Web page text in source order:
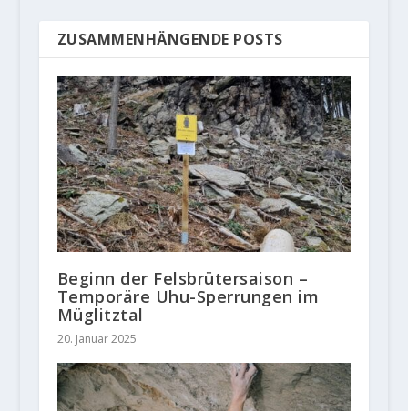
ZUSAMMENHÄNGENDE POSTS
Beginn der Felsbrütersaison –
Temporäre Uhu-Sperrungen im
Müglitztal
20. Januar 2025